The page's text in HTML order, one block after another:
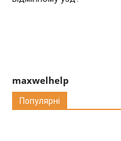
maxwelhelp
Популярні